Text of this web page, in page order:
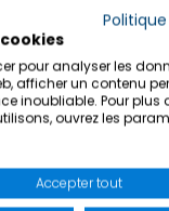
d'un
2 ans.
300N avec
pour
pour analyser les
afficher un contenu
inoubliable. Pour
ouvrez les
Accepter tout